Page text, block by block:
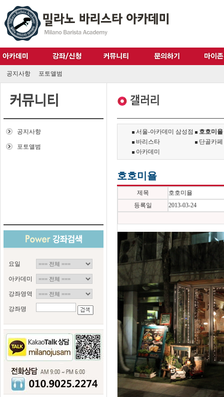
공지사항 포토앨범
공지사항
포토앨범
요일
아카데미
강좌영역
강좌명
서울-아카데미 삼성점
호호미욜
바리스타
단골카
아카데미
호호미욜
제목
호호미욜
등록일
2013-03-24